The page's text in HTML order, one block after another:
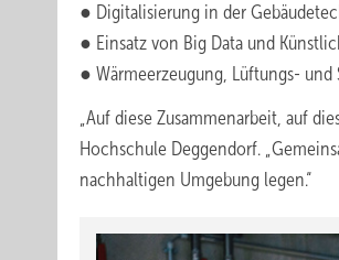
● Digitalisierung in der
● Einsatz von Big Data und
● Wärmeerzeugung, Lüftungs-
„Auf diese Zusammenarbeit, auf
Hochschule Deggendorf.
nachhaltigen Umgebung legen.“